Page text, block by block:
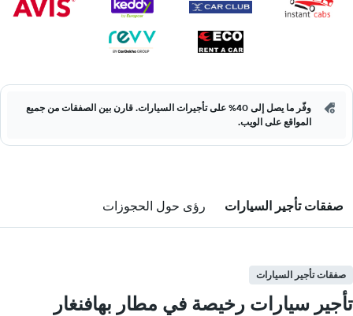
وفّر ما يصل إلى 40% على تأجيرات السيارات. قارن بين الصفقات من جميع
المواقع على الويب.
صفقات تأجير السيارات رؤى حول الحجوزات
صفقات تأجير السيارات
تأجير سيارات رخيصة في مطار بهافنغار